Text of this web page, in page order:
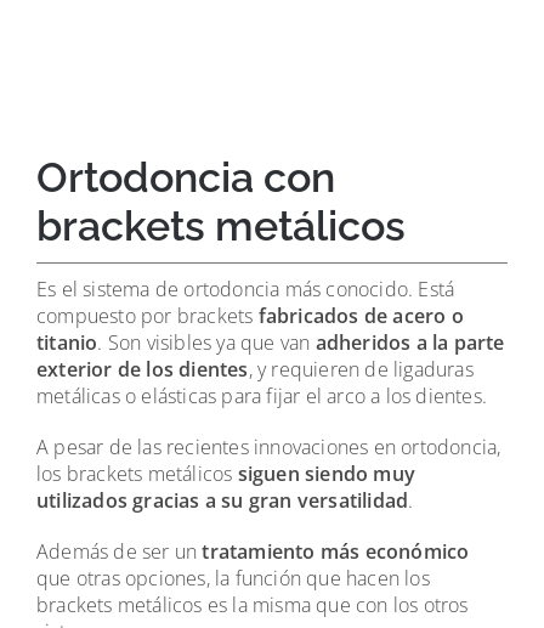
Ortodoncia con
brackets metálicos
Es el sistema de ortodoncia más conocido. Está
compuesto por brackets fabricados de acero o
titanio. Son visibles ya que van adheridos a la parte
exterior de los dientes, y requieren de ligaduras
metálicas o elásticas para fijar el arco a los dientes.
A pesar de las recientes innovaciones en ortodoncia,
los brackets metálicos siguen siendo muy
utilizados gracias a su gran versatilidad.
Además de ser untratamiento más económico
que otras opciones, la función que hacen los
brackets metálicos es la misma que con los otros